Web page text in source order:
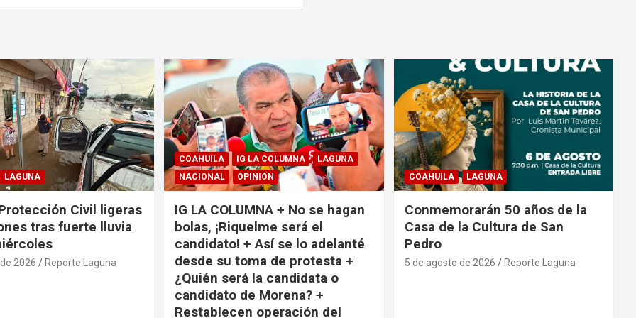
LAGUNA
Civil ligeras
tras fuerte lluvia
2026 Reporte Laguna
COAHUILA IG LA COLUMNA
LAGUNA
NACIONAL
OPINIÓN
IG LA COLUMNA + No se hagan
bolas, ¡Riquelme será el
candidato! + Así se lo adelanté
desde su toma de protesta +
¿Quién será la candidata o
candidato de Morena? +
Restablecen operación del
COAHUILA LAGUNA
Conmemorarán 50 años de la
Casa de la Cultura de San
Pedro
5 de agosto de 2026 Reporte Laguna